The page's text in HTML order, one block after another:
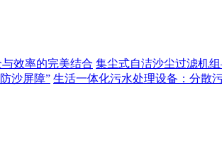
效率的完美结合 集尘式自洁沙尘过滤机
沙屏障” 生活一体化污水处理设备：分散